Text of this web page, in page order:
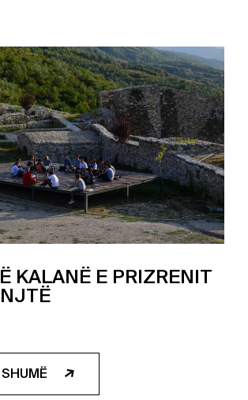
KALANË E PRIZRENIT